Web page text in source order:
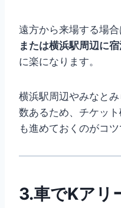
遠方から来場する場合
または横浜駅周辺に
に楽になります。
横浜駅周辺やみなと
数あるため、チケッ
も進めておくのがコツ
3.車でKアリ